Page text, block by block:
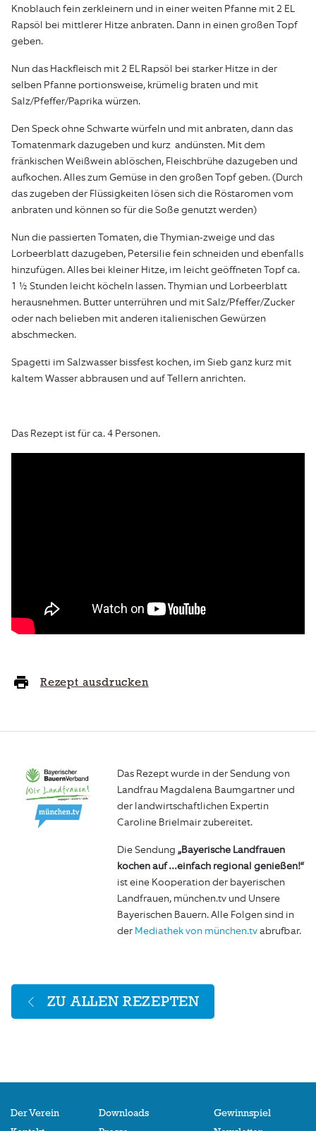
Knoblauch fein zerkleinern und in einer weiten Pfanne mit 2 EL
Rapsöl bei mittlerer Hitze anbraten. Dann in einen großen Topf
geben.
Nun das Hackfleisch mit 2 EL Rapsöl bei starker Hitze in der
selben Pfanne portionsweise, krümelig braten und mit
Salz/Pfeffer/Paprika würzen.
Den Speck ohne Schwarte würfeln und mit anbraten, dann das
Tomatenmark dazugeben und kurz andünsten. Mit dem
fränkischen Weißwein ablöschen, Fleischbrühe dazugeben und
aufkochen. Alles zum Gemüse in den großen Topf geben. (Durch
das zugeben der Flüssigkeiten lösen sich die Röstaromen vom
anbraten und können so für die Soße genutzt werden)
Nun die passierten Tomaten, die Thymian-zweige und das
Lorbeerblatt dazugeben, Petersilie fein schneiden und ebenfalls
hinzufügen. Alles bei kleiner Hitze, im leicht geöffneten Topf ca.
1 ½ Stunden leicht köcheln lassen. Thymian und Lorbeerblatt
herausnehmen. Butter unterrühren und mit Salz/Pfeffer/Zucker
oder nach belieben mit anderen italienischen Gewürzen
abschmecken.
Spagetti im Salzwasser bissfest kochen, im Sieb ganz kurz mit
kaltem Wasser abbrausen und auf Tellern anrichten.
Das Rezept ist für ca. 4 Personen.
Rezept ausdrucken
Das Rezept wurde in der Sendung von
Landfrau Magdalena Baumgartner und
der landwirtschaftlichen Expertin
Caroline Brielmair zubereitet.
Die Sendung „Bayerische Landfrauen
kochen auf …einfach regional genießen!“
ist eine Kooperation der bayerischen
Landfrauen, münchen.tv und Unsere
Bayerischen Bauern. Alle Folgen sind in
der Mediathek von münchen.tvabrufbar.
ZU ALLEN REZEPTEN
Der Verein
Downloads
Gewinnspiel